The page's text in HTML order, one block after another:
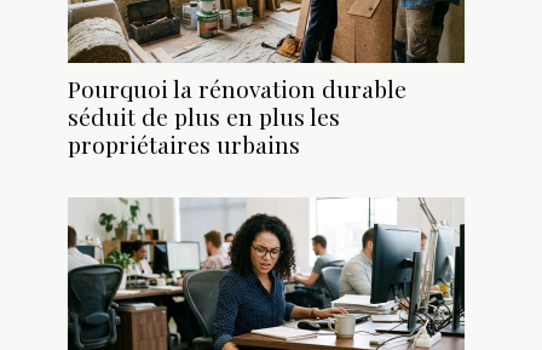
Pourquoi la rénovation durable
séduit de plus en plus les
propriétaires urbains